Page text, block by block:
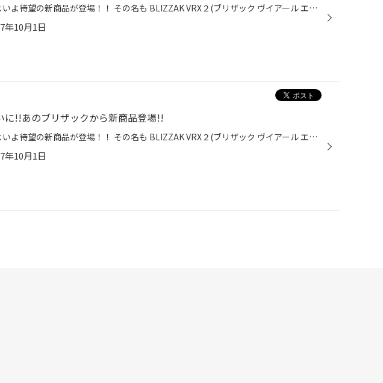
いよいよ待望の新商品が登場！！ その名も BLIZZAK VRX２(ブリザック ヴイアール エックス ツー) あのＶＲＸより短く止まって更に長持ち！！ (詳しくはブリヂストンのホームページをご覧ください) ぜひ一度、当店にご来店ください。 新商品について、どこよりも詳しくご説明させて頂きます(^^)/ 皆...
年10月1日
に!!あのブリザックから新商品登場!!
いよいよ待望の新商品が登場！！ その名も BLIZZAK VRX２(ブリザック ヴイアール エックス ツー) あのＶＲＸより短く止まって更に長持ち！！ (詳しくはブリヂストンのホームページをご覧ください) ぜひ一度、当店にご来店ください。 新商品について、どこよりも詳しくご説明させて頂きます(^^)/ 皆...
年10月1日